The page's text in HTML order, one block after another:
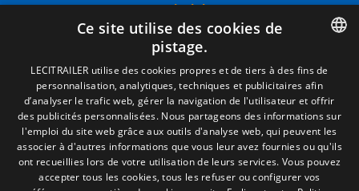
Termes juridiques
Mentions Légales
Politique de Confidentialité
Politique de Cookies
Conditions générales de vente
Gérer les cookies
Contact
Camino de los Huertos, S/N. Apdo 100
SPANISH
ENGLISH
FRENCH
ITALIAN
PORTUGUESE
Ce site utilise des cookies de
pistage.
LECITRAILER utilise des cookies propres et de tiers à des fins de
personnalisation, analytiques, techniques et publicitaires afin
d’analyser le trafic web, gérer la navigation de l'utilisateur et offrir
des publicités personnalisées. Nous partageons des informations sur
l'emploi du site web grâce aux outils d'analyse web, qui peuvent les
associer à d'autres informations que vous leur avez fournies ou qu'ils
ont recueillies lors de votre utilisation de leurs services. Vous pouvez
accepter tous les cookies, tous les refuser ou configurer vos